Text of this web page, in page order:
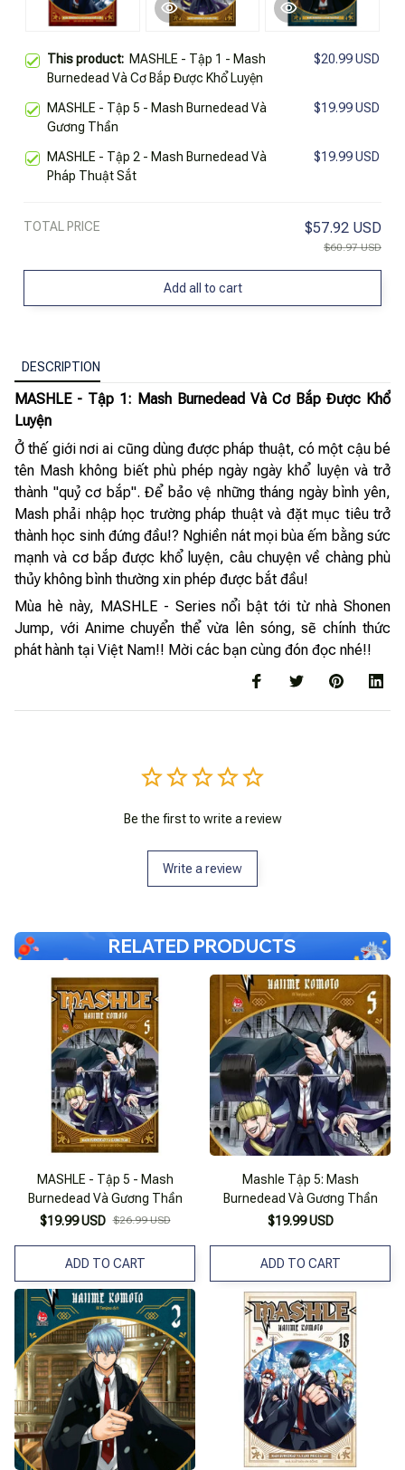
This product: MASHLE - Tập 1 - Mash
Burnedead Và Cơ Bắp Được Khổ Luyện
$20.99 USD
MASHLE - Tập 5 - Mash Burnedead Và
Gương Thần
$19.99 USD
MASHLE - Tập 2 - Mash Burnedead Và
Pháp Thuật Sắt
$19.99 USD
TOTAL PRICE $57.92 USD
$60.97 USD
Add all to cart
DESCRIPTION
MASHLE - Tập 1: Mash Burnedead Và Cơ Bắp Được Khổ
Luyện
Ở thế giới nơi ai cũng dùng được pháp thuật, có một cậu bé
tên Mash không biết phù phép ngày ngày khổ luyện và trở
thành "quỷ cơ bắp". Để bảo vệ những tháng ngày bình yên,
Mash phải nhập học trường pháp thuật và đặt mục tiêu trở
thành học sinh đứng đầu!? Nghiền nát mọi bùa ếm bằng sức
mạnh và cơ bắp được khổ luyện, câu chuyện về chàng phù
thủy không bình thường xin phép được bắt đầu!
Mùa hè này, MASHLE - Series nổi bật tới từ nhà Shonen
Jump, với Anime chuyển thể vừa lên sóng, sẽ chính thức
phát hành tại Việt Nam!! Mời các bạn cùng đón đọc nhé!!
Be the first to write a review
Write a review
RELATED PRODUCTS
MASHLE - Tập 5 - Mash
Burnedead Và Gương Thần
$19.99 USD $26.99 USD
ADD TO CART
Mashle Tập 5: Mash
Burnedead Và Gương Thần
$19.99 USD
ADD TO CART